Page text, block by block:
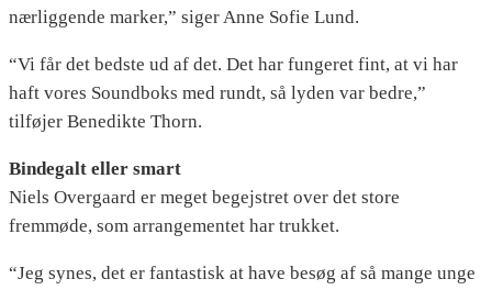
nærliggende marker,” siger Anne Sofie Lund.
“Vi får det bedste ud af det. Det har fungeret fint, at vi har
haft vores Soundboks med rundt, så lyden var bedre,”
tilføjer Benedikte Thorn.
Bindegalt eller smart
Niels Overgaard er meget begejstret over det store
fremmøde, som arrangementet har trukket.
“Jeg synes, det er fantastisk at have besøg af så mange unge